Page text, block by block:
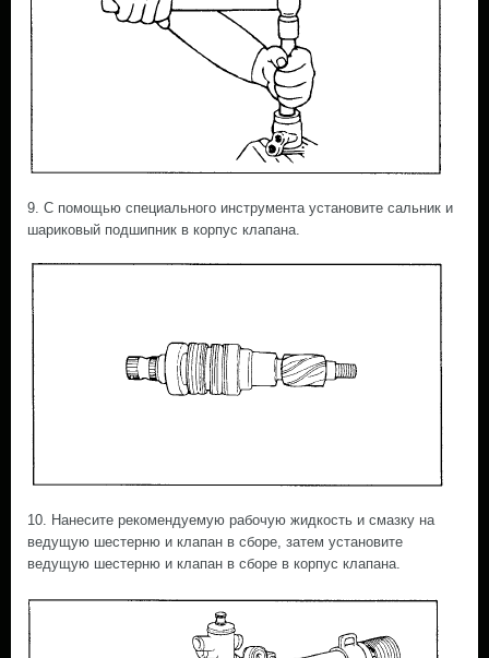
9. С помощью специального инструмента установите сальник и
шариковый подшипник в корпус клапана.
10. Нанесите рекомендуемую рабочую жидкость и смазку на
ведущую шестерню и клапан в сборе, затем установите
ведущую шестерню и клапан в сборе в корпус клапана.